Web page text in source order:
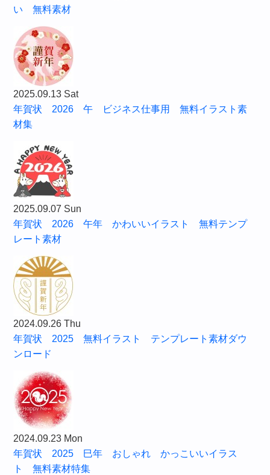
い 無料素材
2025.09.13 Sat
年賀状 2026 午 ビジネス仕事用 無料イラスト素
材集
2025.09.07 Sun
年賀状 2026 午年 かわいいイラスト 無料テンプ
レート素材
2024.09.26 Thu
年賀状 2025 無料イラスト テンプレート素材ダウ
ンロード
2024.09.23 Mon
年賀状 2025 巳年 おしゃれ かっこいいイラス
ト 無料素材特集